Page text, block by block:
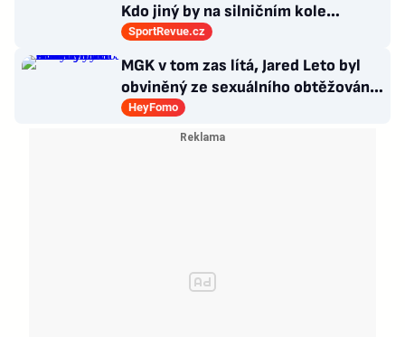
Kdo jiný by na silničním kole
dokázal tyhle triky?
SportRevue.cz
MGK v tom zas lítá, Jared Leto byl
obviněný ze sexuálního obtěžování
a zemřely Bonnie Tyler a Mary
HeyFomo